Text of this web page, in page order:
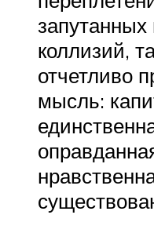
коллизий,
отчетливо
мысль: